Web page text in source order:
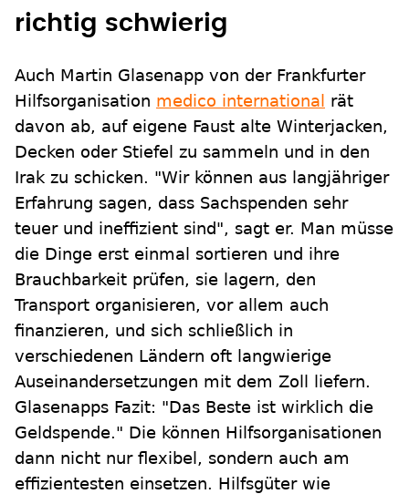
richtig schwierig
Auch Martin Glasenapp von der Frankfurter
Hilfsorganisation medico international
rät
davon ab, auf eigene Faust alte Winterjacken,
Decken oder Stiefel zu sammeln und in den
Irak zu schicken. "Wir können aus langjähriger
Erfahrung sagen, dass Sachspenden sehr
teuer und ineffizient sind", sagt er. Man müsse
die Dinge erst einmal sortieren und ihre
Brauchbarkeit prüfen, sie lagern, den
Transport organisieren, vor allem auch
finanzieren, und sich schließlich in
verschiedenen Ländern oft langwierige
Auseinandersetzungen mit dem Zoll liefern.
Glasenapps Fazit: "Das Beste ist wirklich die
Geldspende." Die können Hilfsorganisationen
dann nicht nur flexibel, sondern auch am
effizientesten einsetzen. Hilfsgüter wie